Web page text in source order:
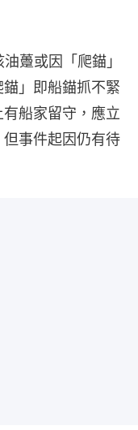
躉或因「爬錨」
」即船錨抓不緊
船家留守，應立
事件起因仍有待